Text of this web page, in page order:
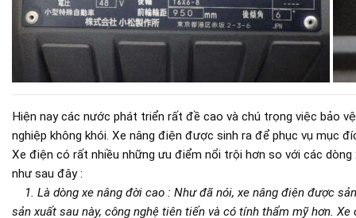
Hiện nay các nước phát triển rất đề cao và chú trọng việc bảo
nghiệp không khói. Xe nâng điện được sinh ra để phục vụ mục
Xe điện có rất nhiều những ưu điểm nổi trội hơn so với các
như sau đây :
1. Là dòng xe nâng đời cao : Như đã nói, xe nâng điện được
sản xuất sau này, công nghệ tiên tiến và có tính thẩm mỹ hơn.